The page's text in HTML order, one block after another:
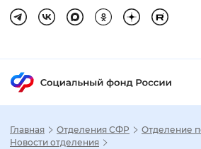
Главная Отделения СФР
Отделение
Новости отделения